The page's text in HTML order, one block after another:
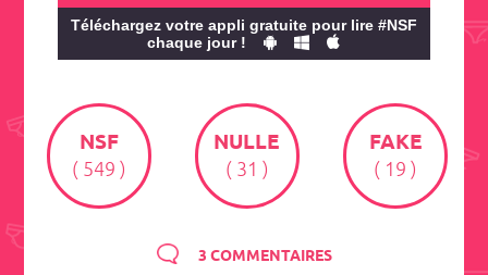
Téléchargez votre appli gratuite pour lire #NSF
chaque jour !
NSF
( 549 )
NULLE
( 31 )
FAKE
( 19 )
3 COMMENTAIRES